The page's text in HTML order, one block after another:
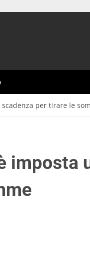
per tirare le
imposta